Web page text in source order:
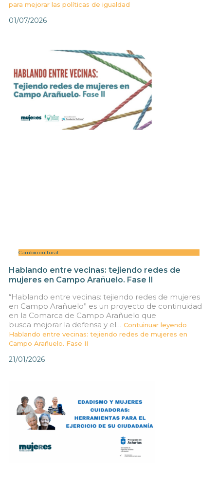
para mejorar las políticas de igualdad
01/07/2026
Cambio cultural
Hablando entre vecinas: tejiendo redes de
mujeres en Campo Arañuelo. Fase II
“Hablando entre vecinas: tejiendo redes de mujeres
en Campo Arañuelo” es un proyecto de continuidad
en la Comarca de Campo Arañuelo que
busca mejorar la defensa y el… Contuinuar leyendo
Hablando entre vecinas: tejiendo redes de mujeres en
Campo Arañuelo. Fase II
21/01/2026